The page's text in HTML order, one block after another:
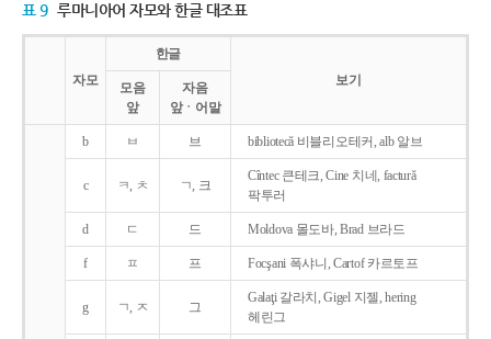
표 9 루마니아어 자모와 한글 대조표
자모
한글
보기
모음
앞
자음
앞ㆍ어말
b ㅂ 브 bibliotecǎ 비블리오테커, alb 알브
c ㅋ, ㅊ ㄱ, 크
Cîntec 큰테크, Cine 치네, facturǎ
팍투러
d ㄷ 드 Moldova 몰도바, Brad 브라드
f ㅍ 프 Focşani 폭샤니, Cartof 카르토프
g ㄱ, ㅈ 그
Galaţi 갈라치, Gigel 지젤, hering
헤린그